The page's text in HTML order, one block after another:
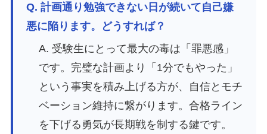
Q. 計画通り勉強できない日が続いて自己嫌
悪に陥ります。どうすれば？
A. 受験生にとって最大の毒は「罪悪感」
です。完璧な計画より「1分でもやった」
という事実を積み上げる方が、自信とモチ
ベーション維持に繋がります。合格ライン
を下げる勇気が長期戦を制する鍵です。